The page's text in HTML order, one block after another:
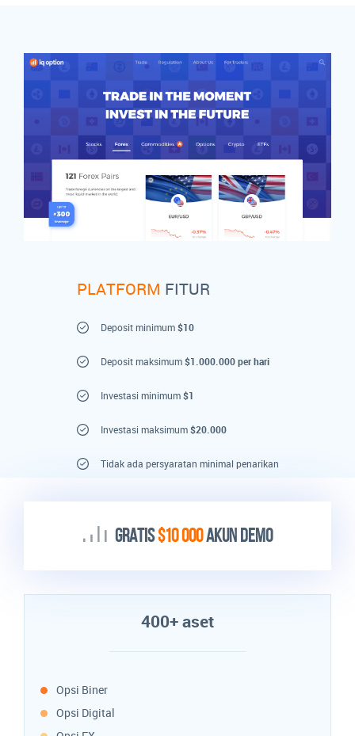
PLATFORM FITUR
Deposit minimum$10
Deposit maksimum$1.000.000per hari
Investasi minimum$1
Investasi maksimum$20.000
Tidak ada persyaratan minimal penarikan
GRATIS$10 000AKUN DEMO
400+ aset
Opsi Biner
Opsi Digital